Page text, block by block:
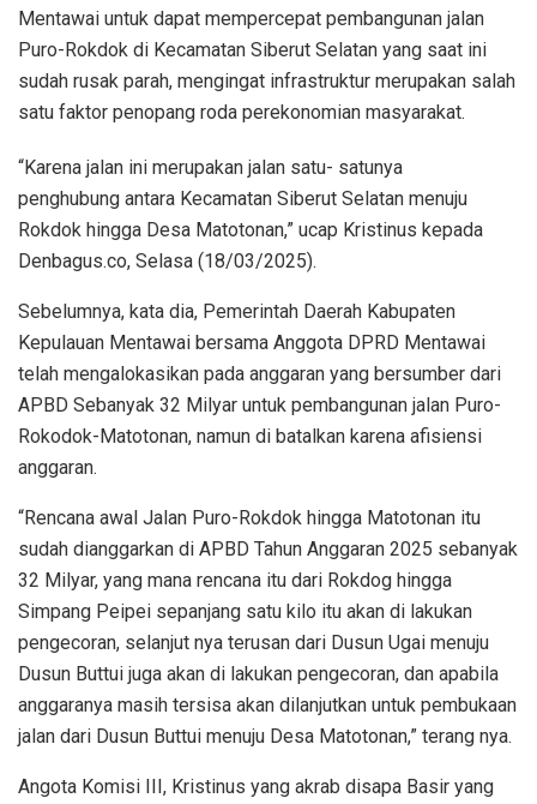
Mentawai untuk dapat mempercepat pembangunan jalan
Puro-Rokdok di Kecamatan Siberut Selatan yang saat ini
sudah rusak parah, mengingat infrastruktur merupakan salah
satu faktor penopang roda perekonomian masyarakat.
“Karena jalan ini merupakan jalan satu- satunya
penghubung antara Kecamatan Siberut Selatan menuju
Rokdok hingga Desa Matotonan,” ucap Kristinus kepada
Denbagus.co, Selasa (18/03/2025).
Sebelumnya, kata dia, Pemerintah Daerah Kabupaten
Kepulauan Mentawai bersama Anggota DPRD Mentawai
telah mengalokasikan pada anggaran yang bersumber dari
APBD Sebanyak 32 Milyar untuk pembangunan jalan Puro-
Rokodok-Matotonan, namun di batalkan karena afisiensi
anggaran.
“Rencana awal Jalan Puro-Rokdok hingga Matotonan itu
sudah dianggarkan di APBD Tahun Anggaran 2025 sebanyak
32 Milyar, yang mana rencana itu dari Rokdog hingga
Simpang Peipei sepanjang satu kilo itu akan di lakukan
pengecoran, selanjut nya terusan dari Dusun Ugai menuju
Dusun Buttui juga akan di lakukan pengecoran, dan apabila
anggaranya masih tersisa akan dilanjutkan untuk pembukaan
jalan dari Dusun Buttui menuju Desa Matotonan,” terang nya.
Angota Komisi III, Kristinus yang akrab disapa Basir yang